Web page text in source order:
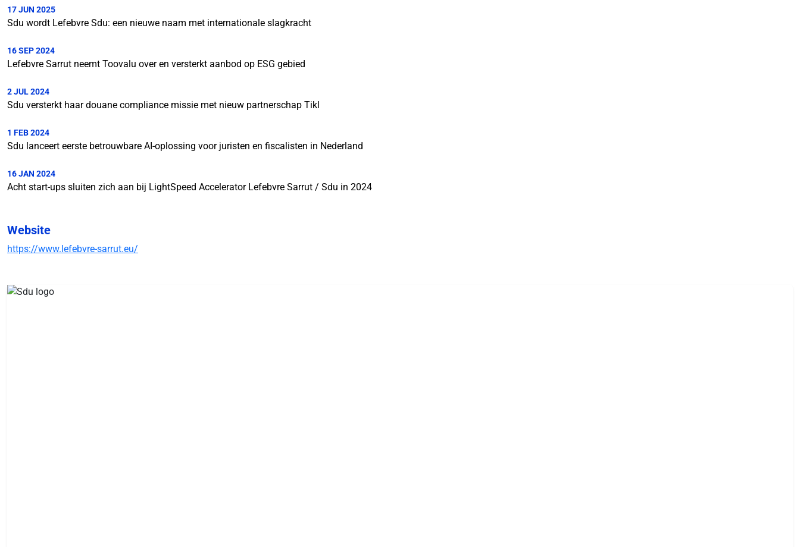
17 JUN 2025
Sdu wordt Lefebvre Sdu: een nieuwe naam met internationale slagkracht
16 SEP 2024
Lefebvre Sarrut neemt Toovalu over en versterkt aanbod op ESG gebied
2 JUL 2024
Sdu versterkt haar douane compliance missie met nieuw partnerschap Tikl
1 FEB 2024
Sdu lanceert eerste betrouwbare AI-oplossing voor juristen en fiscalisten in Nederland
16 JAN 2024
Acht start-ups sluiten zich aan bij LightSpeed Accelerator Lefebvre Sarrut / Sdu in 2024
Website
https://www.lefebvre-sarrut.eu/